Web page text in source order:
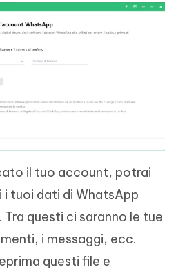
il tuo account, potrai
tuoi dati di WhatsApp
Tra questi ci saranno le tue
i messaggi, ecc.
questi file e